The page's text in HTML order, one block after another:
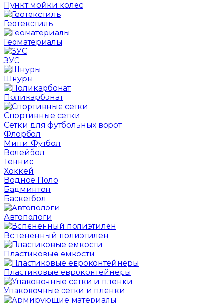
Пункт мойки колес
Геотекстиль
Геоматериалы
ЗУС
Шнуры
Поликарбонат
Спортивные сетки
Сетки для футбольных ворот
Флорбол
Мини-Футбол
Волейбол
Теннис
Хоккей
Водное Поло
Бадминтон
Баскетбол
Автопологи
Вспененный полиэтилен
Пластиковые емкости
Пластиковые евроконтейнеры
Упаковочные сетки и пленки